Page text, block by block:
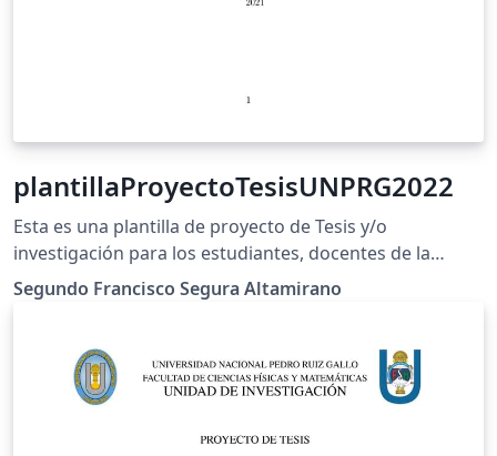
plantillaProyectoTesisUNPRG2022
Esta es una plantilla de proyecto de Tesis y/o
investigación para los estudiantes, docentes de la
Universidad Nacional Pedro Ruiz Gallo. Esta
configurado para recibir la bibliografia en BibLatex. Se
genera este tipo de bases de datos
Segundo Francisco Segura Altamirano